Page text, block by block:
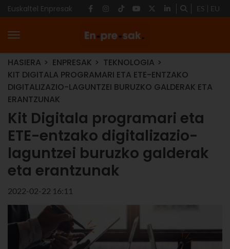
Euskaltel Enpresak ES EU
HASIERA ENPRESAK
TEKNOLOGIA
KIT DIGITALA PROGRAMARI ETA ETE-ENTZAKO
DIGITALIZAZIO-LAGUNTZEI BURUZKO GALDERAK ETA
ERANTZUNAK
Kit Digitala programari eta
ETE-entzako digitalizazio-
laguntzei buruzko galderak
eta erantzunak
2022-02-22 16:11